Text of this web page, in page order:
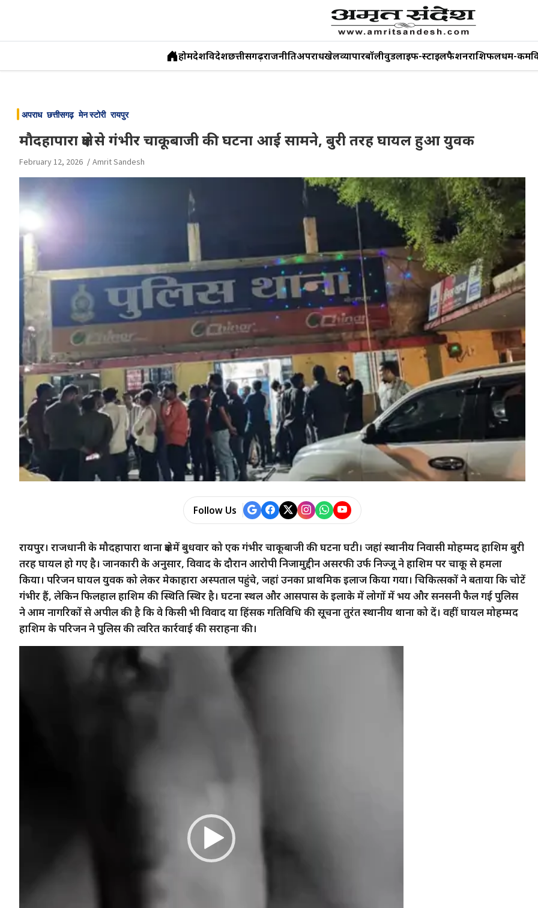
content
होमदेशविदेशछत्तीसगढ़राजनीतिअपराधखेलव्यापारबॉलीवुडलाइफ-स्टाइलफैशनराशिफलधर्म-कर्म
अपराध छत्तीसगढ़ मेन स्टोरी रायपुर
मौदहापारा क्षेत्र से गंभीर चाकूबाजी की घटना आई सामने, बुरी तरह घायल हुआ युवक
February 12, 2026 Amrit Sandesh
Follow Us
रायपुर। राजधानी के मौदहापारा थाना क्षेत्र में बुधवार को एक गंभीर चाकूबाजी की घटना घटी। जहां स्थानीय निवासी मोहम्मद हाशिम बुरी
तरह घायल हो गए है। जानकारी के अनुसार, विवाद के दौरान आरोपी निजामुद्दीन असरफी उर्फ निज्जू ने हाशिम पर चाकू से हमला
किया। परिजन घायल युवक को लेकर मेकाहारा अस्पताल पहुंचे, जहां उनका प्राथमिक इलाज किया गया। चिकित्सकों ने बताया कि चोटें
गंभीर हैं, लेकिन फिलहाल हाशिम की स्थिति स्थिर है। घटना स्थल और आसपास के इलाके में लोगों में भय और सनसनी फैल गई पुलिस
ने आम नागरिकों से अपील की है कि वे किसी भी विवाद या हिंसक गतिविधि की सूचना तुरंत स्थानीय थाना को दें। वहीं घायल मोहम्मद
हाशिम के परिजन ने पुलिस की त्वरित कार्रवाई की सराहना की।